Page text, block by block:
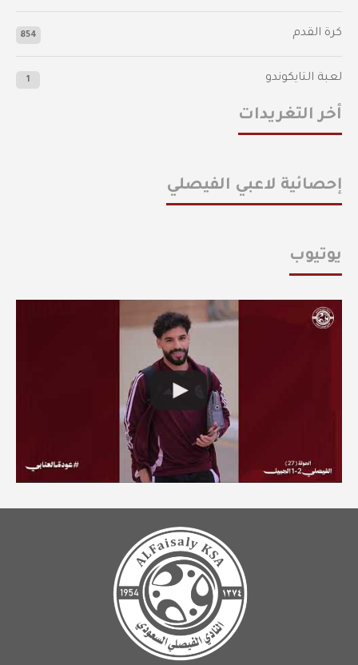
كرة القدم 854
لعبة التايكوندو 1
أخر التغريدات
إحصائية لاعبي الفيصلي
يوتيوب